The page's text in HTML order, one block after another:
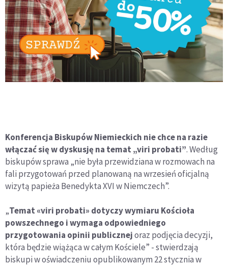
Konferencja Biskupów Niemieckich nie chce na razie
włączać się w dyskusję na temat „viri probati”. Według
biskupów sprawa „nie była przewidziana w rozmowach na
fali przygotowań przed planowaną na wrzesień oficjalną
wizytą papieża Benedykta XVI w Niemczech”.
„Temat «viri probati» dotyczy wymiaru Kościoła
powszechnego i wymaga odpowiedniego
przygotowania opinii publicznejoraz podjęcia decyzji,
która będzie wiążąca w całym Kościele” - stwierdzają
biskupi w oświadczeniu opublikowanym 22 stycznia w